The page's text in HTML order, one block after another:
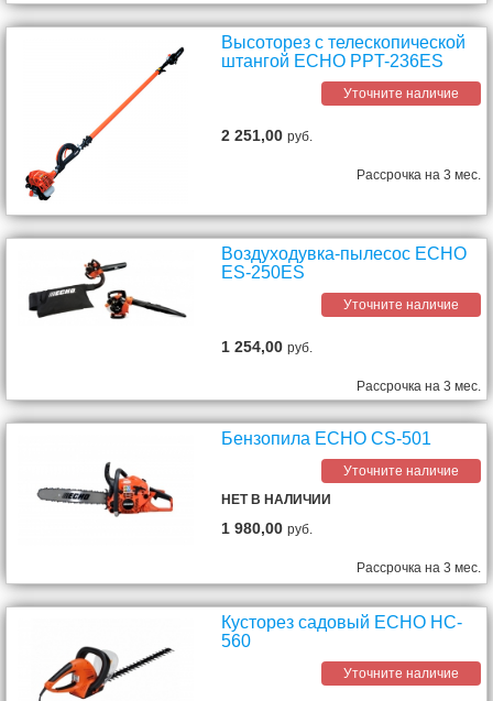
Высоторез с телескопической
штангой ECHO PPT-236ES
Уточните наличие
2 251,00руб.
Рассрочка на 3 мес.
Воздуходувка-пылесос ECHO
ES-250ES
Уточните наличие
1 254,00руб.
Рассрочка на 3 мес.
Бензопила ECHO CS-501
Уточните наличие
НЕТ В НАЛИЧИИ
1 980,00руб.
Рассрочка на 3 мес.
Кусторез садовый ECHO HC-
560
Уточните наличие